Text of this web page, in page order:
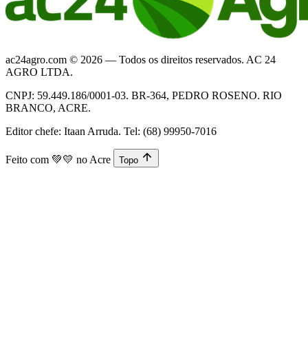
ac24agro.com © 2026 — Todos os direitos reservados. AC 24
AGRO LTDA.
CNPJ: 59.449.186/0001-03. BR-364, PEDRO ROSENO. RIO
BRANCO, ACRE.
Editor chefe: Itaan Arruda. Tel: (68) 99950-7016
Feito com 💚💛 no Acre Topo